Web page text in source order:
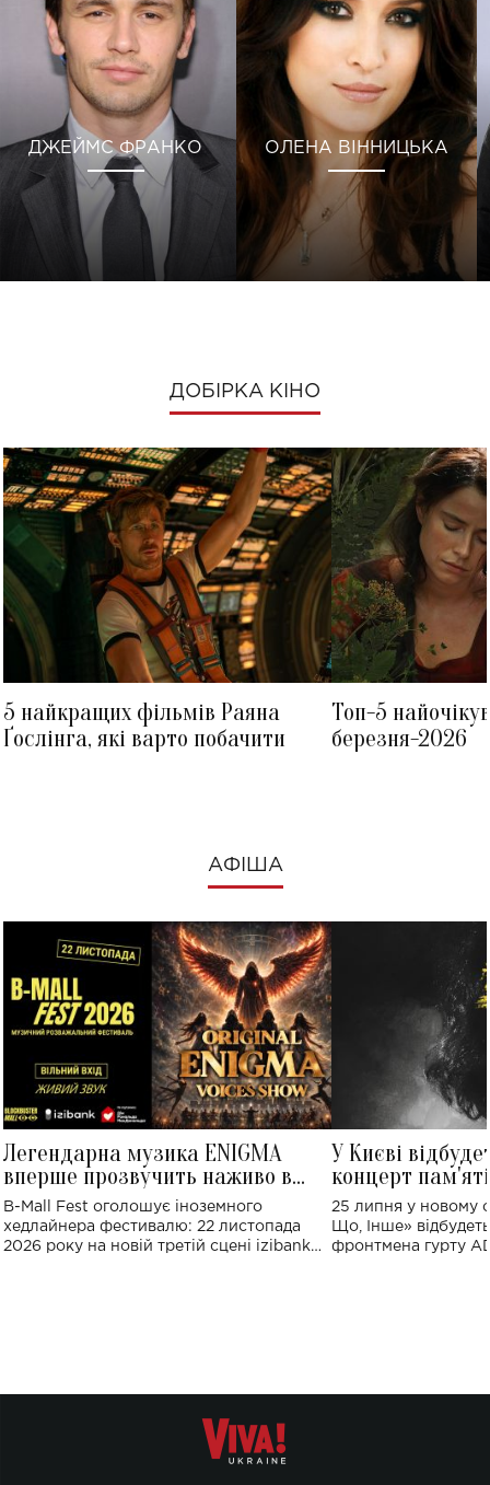
ДЖЕЙМС ФРАНКО ОЛЕНА ВІННИЦЬКА
ДОБІРКА КІНО
5 найкращих фільмів Раяна
Ґослінга, які варто побачити
Топ-5
березня-2026
АФІША
Легендарна музика ENIGMA
вперше прозвучить наживо в
Україні: де відбудеться концерт
B-Mall Fest оголошує іноземного
хедлайнера фестивалю: 22 листопада
2026 року на новій третій сцені izibank
У Києві
концерт
Клименка:
виконають
25 липня у новому
Що, Інше»
фронтмена гурту